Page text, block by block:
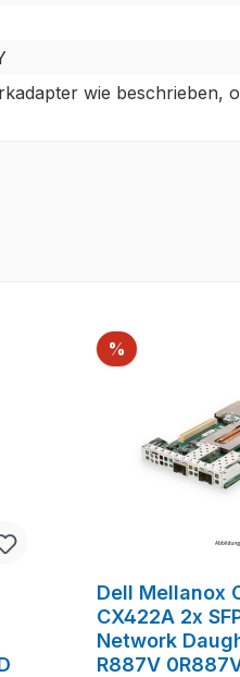
wie beschrieben,
% Rabatt
Dell Mellanox
CX422A 2x
Network
R887V